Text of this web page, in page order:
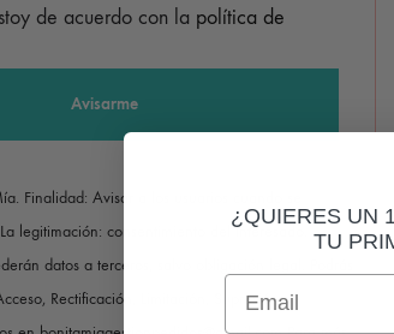
de acuerdo con la política de
Finalidad: Avisar a los usuarios cuando se
legitimación: consentimiento del interesado.
datos a terceros, salvo obligación legal. Podrás
Rectificación, Limitación, Supresión o
¿QUIERES UN
TU
Email